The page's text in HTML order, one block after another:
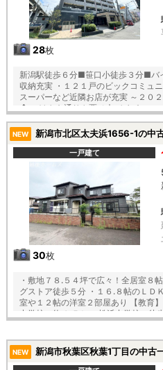
28枚
新潟駅徒歩６分■笹口小徒歩３分■バ
収納充実 ・１２１戸のビックコミュ
スーパーなど近隣お店が充実 ～２０２６年７月リフォーム完了～ ◆特徴
◆ ・けやき通りや栗ノ木バイパスへ
り ◆セキュリティ◆ ・管理会社全部
モニター付きインターホンで安心の
トランクルーム有 ～周辺環境～ 笹口小学校 徒歩３分 東新潟中学校
徒歩１９分 イオン笹口店 徒歩９分
NEW 新潟市北区太夫浜1656-1の中
一戸建て
30枚
・敷地７８.５４坪で広々！全居室８
グストア徒歩５分 ・１６.８帖のＬＤ
室や１２帖の洋室２部屋あり 【教育】 太夫浜小学校 徒歩１５分 南浜
中学校 約４.５ｋｍ 松浜中学校 徒歩
付 ・天候に影響されずお洗濯可能な
レス温水洗浄便座
NEW 新潟市秋葉区秋葉1丁目の中古